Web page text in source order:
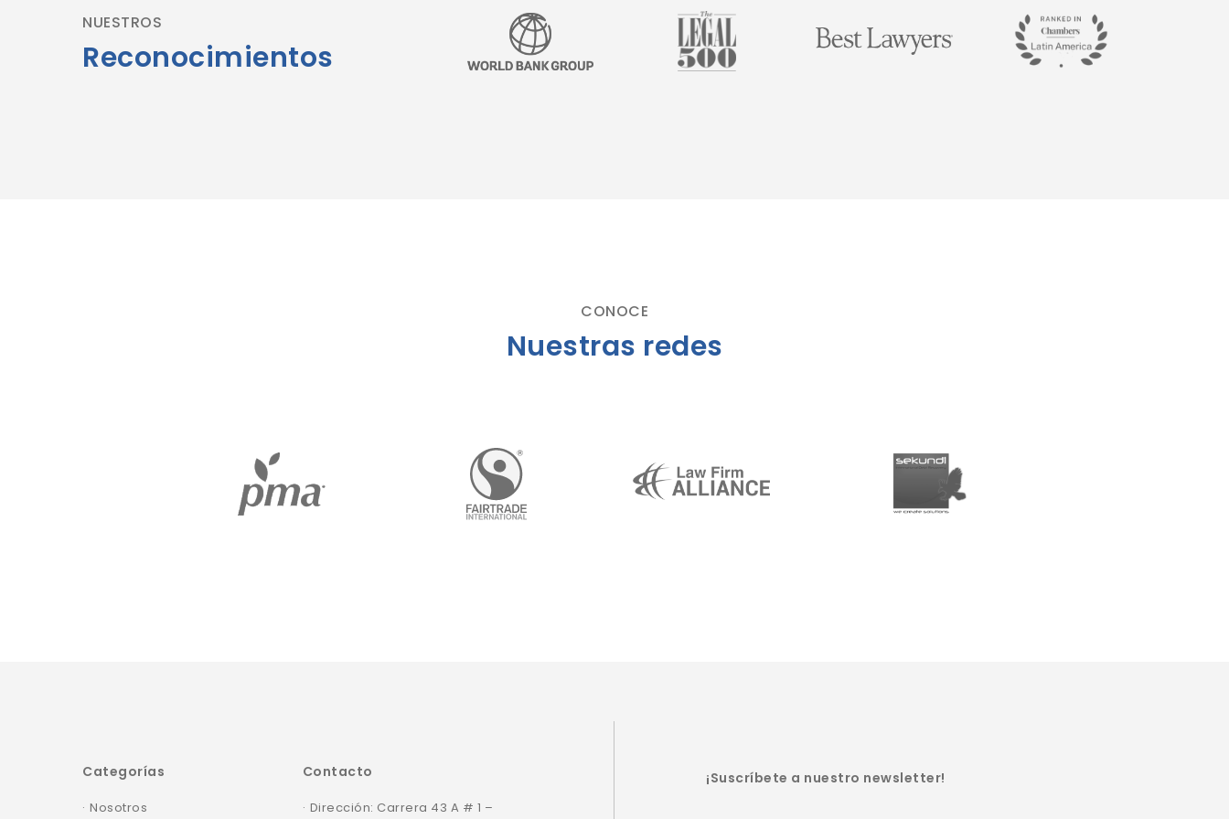
NUESTROS
Reconocimientos
CONOCE
Nuestras redes
Categorías
Nosotros
Contacto
Dirección: Carrera 43 A # 1 –
¡Suscríbete a nuestro newsletter!